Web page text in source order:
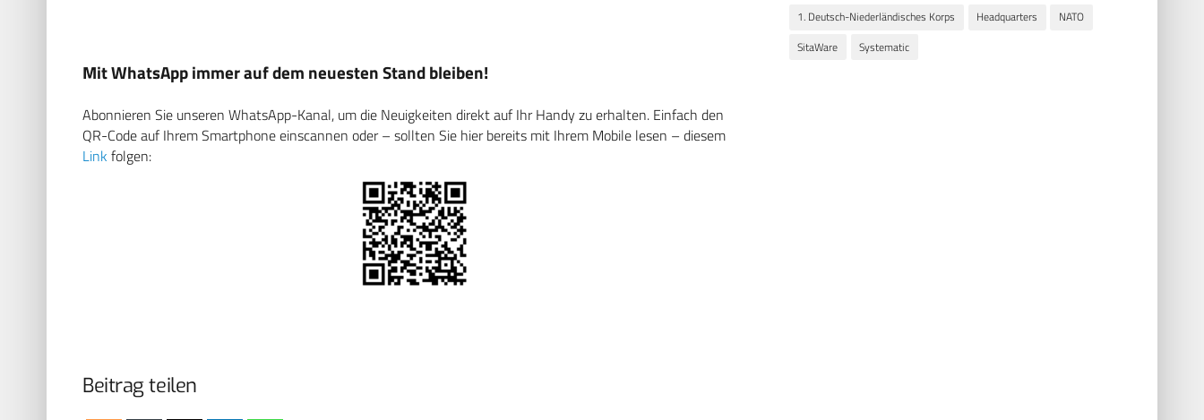
Mit WhatsApp immer auf dem neuesten Stand bleiben!
Abonnieren Sie unseren WhatsApp-Kanal, um die Neuigkeiten direkt auf Ihr Handy zu erhalten. Einfach den
QR-Code auf Ihrem Smartphone einscannen oder – sollten Sie hier bereits mit Ihrem Mobile lesen – diesem
Link folgen:
Beitrag teilen
1. Deutsch-Niederländisches Korps Headquarters
NATO
SitaWare
Systematic